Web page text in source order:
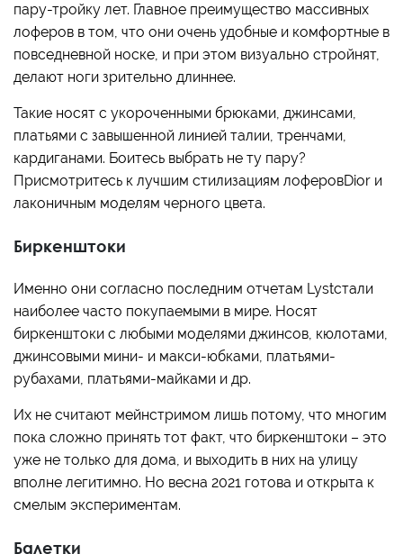
пару-тройку лет. Главное преимущество массивных
лоферов в том, что они очень удобные и комфортные в
повседневной носке, и при этом визуально стройнят,
делают ноги зрительно длиннее.
Такие носят с укороченными брюками, джинсами,
платьями с завышенной линией талии, тренчами,
кардиганами. Боитесь выбрать не ту пару?
Присмотритесь к лучшим стилизациям лоферовDior и
лаконичным моделям черного цвета.
Биркенштоки
Именно они согласно последним отчетам Lystстали
наиболее часто покупаемыми в мире. Носят
биркенштоки с любыми моделями джинсов, кюлотами,
джинсовыми мини- и макси-юбками, платьями-
рубахами, платьями-майками и др.
Их не считают мейнстримом лишь потому, что многим
пока сложно принять тот факт, что биркенштоки – это
уже не только для дома, и выходить в них на улицу
вполне легитимно. Но весна 2021 готова и открыта к
смелым экспериментам.
Балетки